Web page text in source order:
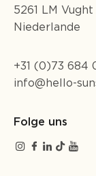
5261 LM Vught
Niederlande
+31 (0)73 684
info@hello-
Folge uns